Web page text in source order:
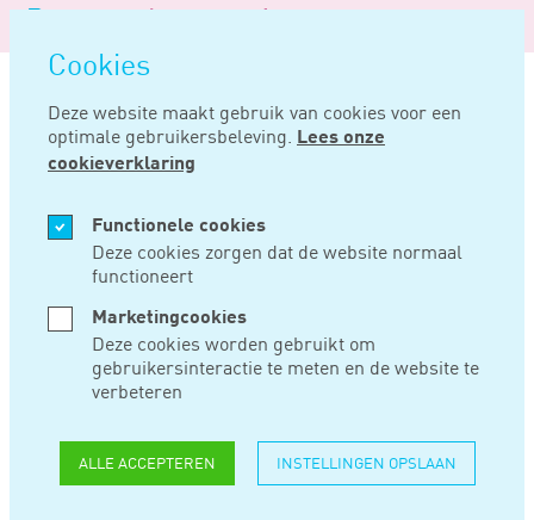
overslaan
Cookies
Deze website maakt gebruik van cookies voor een
optimale gebruikersbeleving. Lees onze
cookieverklaring
Functionele cookies
Deze cookies zorgen dat de website normaal
functioneert
Marketingcookies
Deze cookies worden gebruikt om
gebruikersinteractie te meten en de website te
verbeteren
ALLE ACCEPTEREN INSTELLINGEN OPSLAAN
Logo
Noord
Negentig
Home Nieuws Tweede kamer neemt belastingplan 2021 aan
NOV 16, 2020
TWEEDE KAMER
NEEMT
BELASTINGPLAN
2021 AAN